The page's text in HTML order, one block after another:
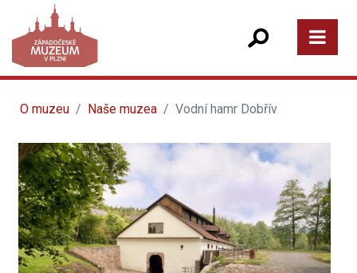
O muzeu Naše muzea Vodní hamr Dobřív